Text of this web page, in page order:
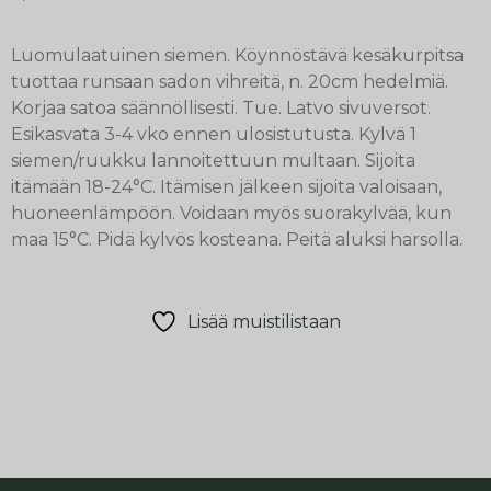
Luomulaatuinen siemen. Köynnöstävä kesäkurpitsa
tuottaa runsaan sadon vihreitä, n. 20cm hedelmiä.
Korjaa satoa säännöllisesti. Tue. Latvo sivuversot.
Esikasvata 3-4 vko ennen ulosistutusta. Kylvä 1
siemen/ruukku lannoitettuun multaan. Sijoita
itämään 18-24°C. Itämisen jälkeen sijoita valoisaan,
huoneenlämpöön. Voidaan myös suorakylvää, kun
maa 15°C. Pidä kylvös kosteana. Peitä aluksi harsolla.
Lisää muistilistaan